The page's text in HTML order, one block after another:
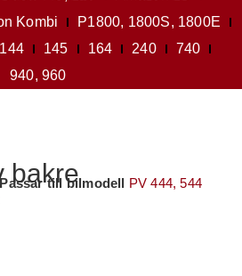
Kombi
P1800, 1800S, 1800E
144 145 164 240
740
940, 960
bakre
Passar till bilmodell PV 444, 544